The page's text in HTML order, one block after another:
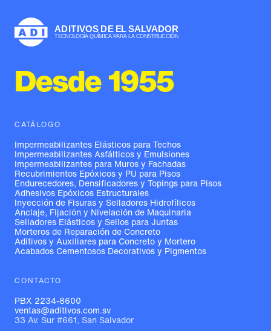
Desde 1955
CATÁLOGO
Impermeabilizantes Elásticos para Techos
Impermeabilizantes Asfálticos y Emulsiones
Impermeabilizantes para Muros y Fachadas
Recubrimientos Epóxicos y PU para Pisos
Endurecedores, Densificadores y Topings para Pisos
Adhesivos Epóxicos Estructurales
Inyección de Fisuras y Selladores Hidrofílicos
Anclaje, Fijación y Nivelación de Maquinaria
Selladores Elásticos y Sellos para Juntas
Morteros de Reparación de Concreto
Aditivos y Auxiliares para Concreto y Mortero
Acabados Cementosos Decorativos y Pigmentos
CONTACTO
PBX 2234-8600
ventas@aditivos.com.sv
33 Av. Sur #661, San Salvador